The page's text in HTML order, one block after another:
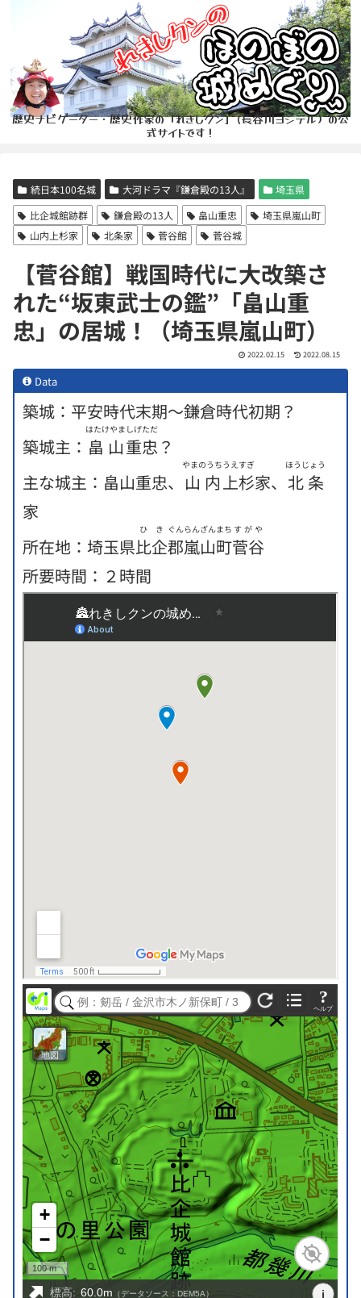
歴史ナビゲーター・歴史作家の「れきしクン」(長谷川ヨシテル）の公
式サイトです！
続日本100名城 大河ドラマ『鎌倉殿の13人』
埼玉県
比企城館跡群
鎌倉殿の13人 畠山重忠
埼玉県嵐山町
山内上杉家
北条家 菅谷館 菅谷城
【菅谷館】戦国時代に大改築さ
れた“坂東武士の鑑”「畠山重
忠」の居城！（埼玉県嵐山町）
2022.02.15 2022.08.15
Data
築城：平安時代末期〜鎌倉時代初期？
築城主： 畠山
はたけやま
重忠
しげただ
？
主な城主：畠山重忠、 山内
やまのうち
上杉
うえすぎ
家、 北条
ほうじょう
家
所在地 ： 埼玉県比企
ひき
郡
ぐん
嵐山町
らんざんまち
菅谷
すがや
所要時間：２時間